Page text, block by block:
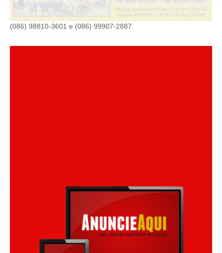
(086) 98810-3601 e (086) 99907-2887